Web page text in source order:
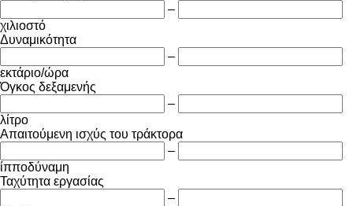
–
χιλιοστό
Δυναμικότητα
–
εκτάριο/ώρα
Όγκος δεξαμενής
–
λίτρο
Απαιτούμενη ισχύς του τράκτορα
–
ίπποδύναμη
Ταχύτητα εργασίας
–